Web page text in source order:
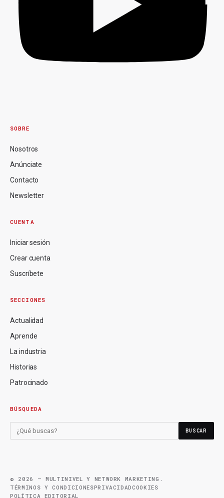
SOBRE
Nosotros
Anúnciate
Contacto
Newsletter
CUENTA
Iniciar sesión
Crear cuenta
Suscríbete
SECCIONES
Actualidad
Aprende
La industria
Historias
Patrocinado
BÚSQUEDA
BUSCAR
© 2026 — MULTINIVEL Y NETWORK MARKETING.
TÉRMINOS Y CONDICIONESPRIVACIDADCOOKIES
POLÍTICA EDITORIAL